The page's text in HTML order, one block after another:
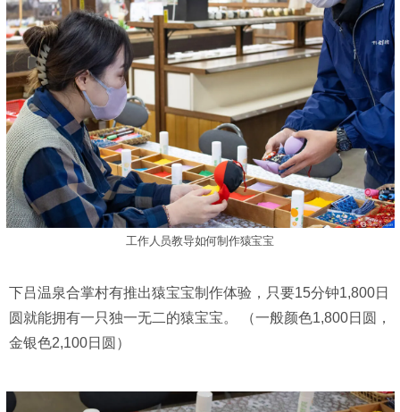
工作人员教导如何制作猿宝宝
下吕温泉合掌村有推出猿宝宝制作体验，只要15分钟1,800日
圆就能拥有一只独一无二的猿宝宝。 （一般颜色1,800日圆，
金银色2,100日圆）